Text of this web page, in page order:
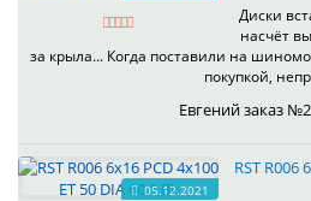
Диски
насчёт
за крыла... Когда поставили на
покупкой,
Евгений заказ
05.12.2021
RST R006